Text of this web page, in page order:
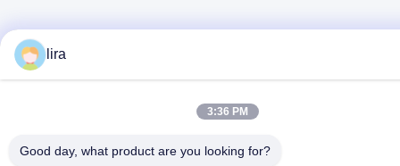
lira
3:36 PM
Good day, what product are you looking for?